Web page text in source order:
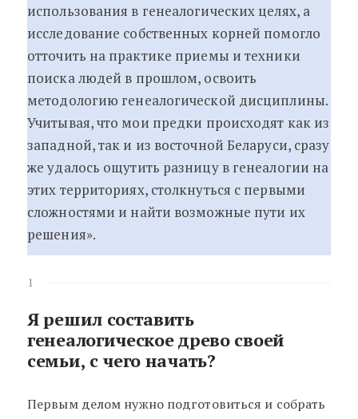
использования в генеалогических целях, а
исследование собственных корней помогло
отточить на практике приемы и техники
поиска людей в прошлом, освоить
методологию генеалогической дисциплины.
Учитывая, что мои предки происходят как из
западной, так и из восточной Беларуси, сразу
же удалось ощутить разницу в генеалогии на
этих территориях, столкнуться с первыми
сложностями и найти возможные пути их
решения».
1
Я решил составить
генеалогическое древо своей
семьи, с чего начать?
Первым делом нужно подготовиться и собрать